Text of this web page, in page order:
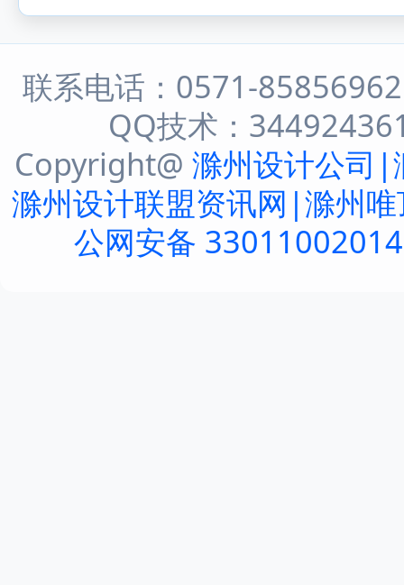
联系电话：0571-
QQ技术：
Copyright@ 滁州设计公司|
滁州设计联盟资讯网|滁州
公网安备